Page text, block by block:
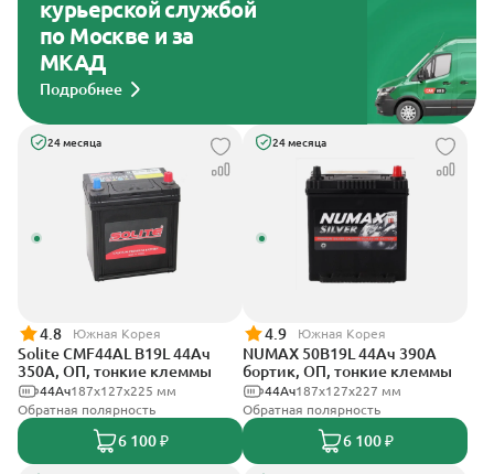
курьерской службой
по Москве и за
МКАД
Подробнее
24 месяца
4.8 Южная Корея
Solite CMF44AL B19L 44Ач
350А, ОП, тонкие клеммы
187x127x225 мм
44Ач
Обратная полярность
6 100 ₽
24 месяца
4.9 Южная Корея
NUMAX 50B19L 44Ач 390А
бортик, ОП, тонкие клеммы
187х127х227 мм
44Ач
Обратная полярность
6 100 ₽